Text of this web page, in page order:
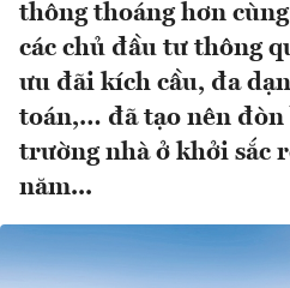
thông thoáng hơn
các chủ đầu tư thông
ưu đãi kích cầu, đa
toán,… đã tạo nên đòn
trường nhà ở khởi sắc
năm...